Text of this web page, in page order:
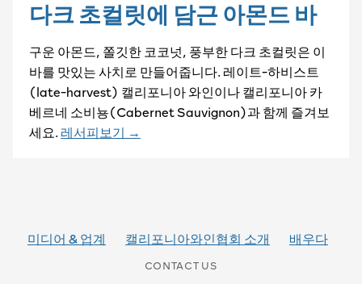
다크 초컬릿에 담근 아몬드 바
구운 아몬드, 쫄깃한 코코넛, 풍부한 다크 초컬릿은 이
바를 맛있는 사치로 만들어줍니다. 레이트-하비스트
(late-harvest) 캘리포니아 와인이나 캘리포니아 카
베르네 소비뇽(Cabernet Sauvignon)과 함께 즐겨보
세요. 레서피보기 →
미디어 & 업계 캘리포니아와인협회 소개 배우다
CONTACT US